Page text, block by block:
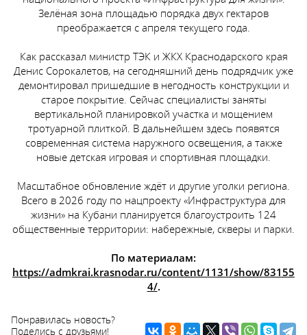
Зелёная зона площадью порядка двух гектаров
преображается с апреля текущего года.
Как рассказал министр ТЭК и ЖКХ Краснодарского края
Денис Сорокалетов, на сегодняшний день подрядчик уже
демонтировал пришедшие в негодность конструкции и
старое покрытие. Сейчас специалисты заняты
вертикальной планировкой участка и мощением
тротуарной плиткой. В дальнейшем здесь появятся
современная система наружного освещения, а также
новые детская игровая и спортивная площадки.
Масштабное обновление ждёт и другие уголки региона.
Всего в 2026 году по нацпроекту «Инфраструктура для
жизни» на Кубани планируется благоустроить 124
общественные территории: набережные, скверы и парки.
По материалам:
https://admkrai.krasnodar.ru/content/1131/show/83155
4/.
Понравилась новость?
Поделись с друзьями!